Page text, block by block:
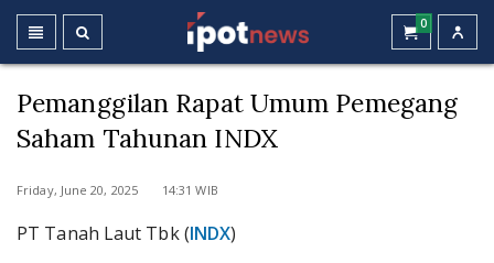
0
Pemanggilan Rapat Umum Pemegang
Saham Tahunan INDX
Friday, June 20, 2025 14:31 WIB
PT Tanah Laut Tbk (INDX)